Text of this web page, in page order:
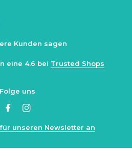
Kunden sagen
eine 4.6 bei Trusted Shops
Folge uns
unseren Newsletter an